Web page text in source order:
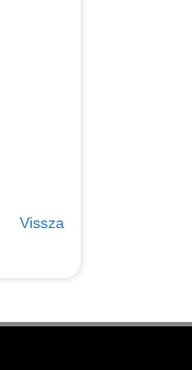
Vissza